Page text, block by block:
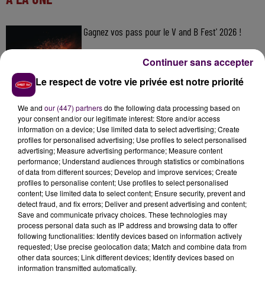
Gagnez vos pass pour le V and B Fest' 2026 !
Inscrivez-vous au casting The Voice & The Voice
Kids !
Gagnez vos entrées pour Papéa Parc !
DERNIERS TITRES
Le respect de votre vie privée est notre priorité
We and our (447) partnersdo the following data processing based on
your consent and/or our legitimate interest: Store and/or access
information on a device; Use limited data to select advertising; Create
profiles for personalised advertising; Use profiles to select personalised
advertising; Measure advertising performance; Measure content
performance; Understand audiences through statistics or combinations
of data from different sources; Develop and improve services; Create
profiles to personalise content; Use profiles to select personalised
content; Use limited data to select content; Ensure security, prevent and
detect fraud, and fix errors; Deliver and present advertising and content;
Save and communicate privacy choices. These technologies may
process personal data such as IP address and browsing data to offer
following functionalities: Identify devices based on information actively
requested; Use precise geolocation data; Match and combine data from
other data sources; Link different devices; Identify devices based on
information transmitted automatically.
Continuer sans accepter